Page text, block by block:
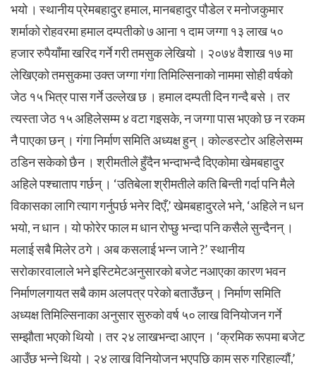
भयो । स्थानीय प्रेमबहादुर हमाल, मानबहादुर पौडेल र मनोजकुमार
शर्माको रोहवरमा हमाल दम्पतीको ७ आना १ दाम जग्गा १३ लाख ५०
हजार रुपैयाँमा खरिद गर्ने गरी तमसुक लेखियो । २०७४ वैशाख १७ मा
लेखिएको तमसुकमा उक्त जग्गा गंगा तिमिल्सिनाको नाममा सोही वर्षको
जेठ १५ भित्र पास गर्ने उल्लेख छ । हमाल दम्पती दिन गन्दै बसे । तर
त्यस्ता जेठ १५ अहिलेसम्म ४ वटा गइसके, न जग्गा पास भएको छ न रकम
नै पाएका छन् । गंगा निर्माण समिति अध्यक्ष हुन् ।कोल्डस्टोर अहिलेसम्म
ठडिन सकेको छैन । श्रीमतीले हुँदैन भन्दाभन्दै दिएकोमा खेमबहादुर
अहिले पश्चाताप गर्छन् । ‘उतिबेला श्रीमतीले कति बिन्ती गर्दा पनि मैले
विकासका लागि त्याग गर्नुपर्छ भनेर दिएँ,’ खेमबहादुरले भने, ‘अहिले न धन
भयो, न धान । यो फोरेर फाल म धान रोप्छु भन्दा पनि कसैले सुन्दैनन् ।
मलाई सबै मिलेर ठगे । अब कसलाई भन्न जाने ?’ स्थानीय
सरोकारवालाले भने इस्टिमेटअनुसारको बजेट नआएका कारण भवन
निर्माणलगायत सबै काम अलपत्र परेको बताउँछन् । निर्माण समिति
अध्यक्ष तिमिल्सिनाका अनुसार सुरुको वर्ष ५० लाख विनियोजन गर्ने
सम्झौता भएको थियो । तर २४ लाखभन्दा आएन । ‘क्रमिक रूपमा बजेट
आउँछ भन्ने थियो । २४ लाख विनियोजन भएपछि काम सरु गरिहाल्यौं,’